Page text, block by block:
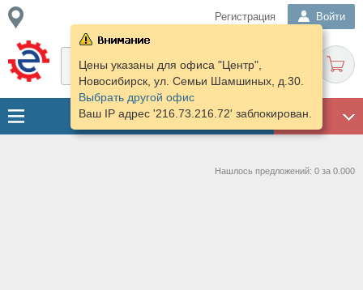
Регистрация Войти
ГАРАЖ
Цены указаны для офиса "Центр",
Новосибирск, ул. Семьи Шамшиных, д.30.
Выбрать другой офис
Ваш IP адрес '216.73.216.72' заблокирован.
Нашлось предложений: 0 за 0.000